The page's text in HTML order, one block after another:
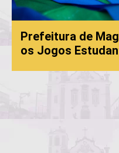
Prefeitura de
os Jogos